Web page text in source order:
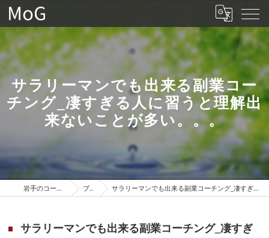
サラリーマンでも出来る副業コー
チング_凄すぎる人に習うと理解出
来ないことが多い。。。
岩手のコーチングはMoG ブログ サラリーマンでも出来る副業コーチング_凄すぎる人に習うと理解出来ないことが多い。。。
サラリーマンでも出来る副業コーチング_凄すぎ